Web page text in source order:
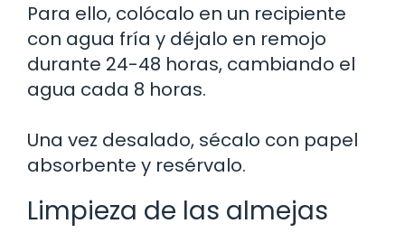
Para ello, colócalo en un recipiente
con agua fría y déjalo en remojo
durante 24-48 horas, cambiando el
agua cada 8 horas.
Una vez desalado, sécalo con papel
absorbente y resérvalo.
Limpieza de las almejas